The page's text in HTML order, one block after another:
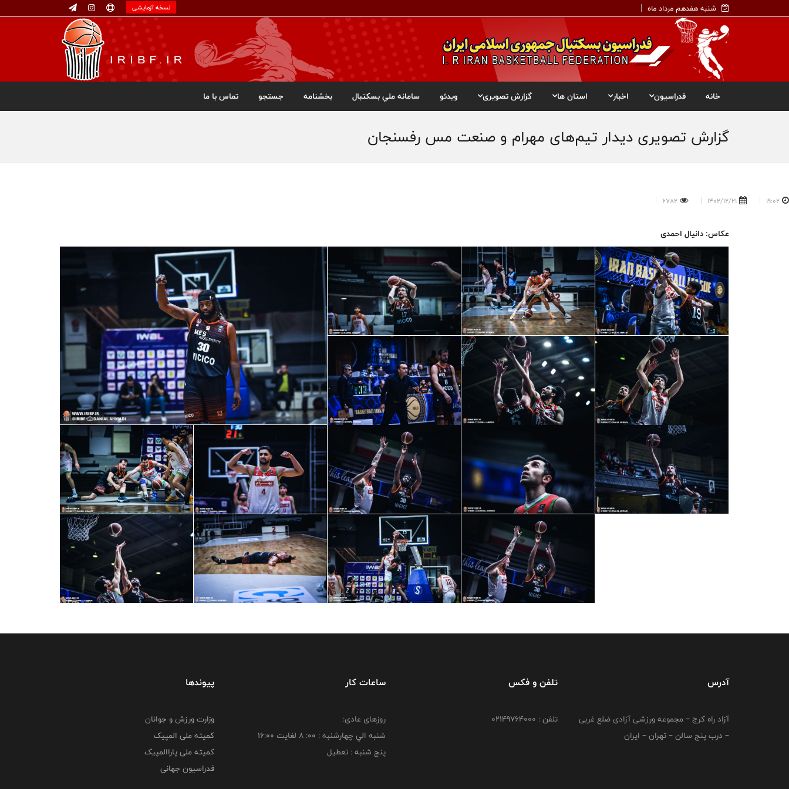
شنبه هفدهم مرداد ماه نسخه آزمایشی
خانه فدراسیون اخبار استان ها گزارش تصویری ویدئو سامانه ملي بسکتبال بخشنامه جستجو تماس با ما
گزارش تصویری دیدار تیم‌های مهرام و صنعت مس رفسنجان
19:02
1402/12/21
6782
عکاس: دانیال احمدی
آدرس
آزاد راه کرج – مجموعه ورزشی آزادی ضلع غربی
– درب پنج سالن – تهران – ایران
تلفن و فکس
تلفن : 02149764000
ساعات کار
روزهای عادی:
شنبه الي چهارشنبه : 00: 8 لغايت 16:00
پنج شنبه : تعطیل
پیوندها
وزارت ورزش و جوانان
کمیته ملی المپیک
کمیته ملی پاراالمپیک
فدراسیون جهانی